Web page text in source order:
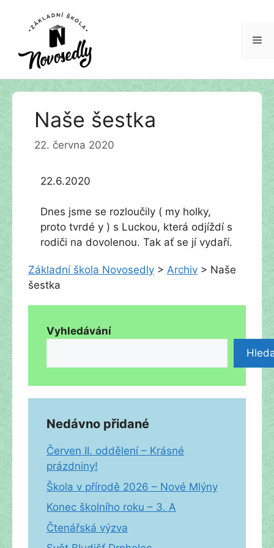
Přeskočit
Naše šestka
22. června 2020
22.6.2020
Dnes jsme se rozloučily ( my holky,
proto tvrdé y ) s Luckou, která odjíždí s
rodiči na dovolenou. Tak ať se jí vydaří.
Základní škola Novosedly > Archiv > Naše
šestka
Vyhledávání
Nedávno přidané
Červen II. oddělení – Krásné
prázdniny!
Škola v přírodě 2026 – Nové Mlýny
Konec školního roku – 3. A
Čtenářská výzva